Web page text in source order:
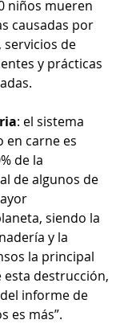
niños mueren
causadas por
servicios de
y prácticas
: el sistema
en carne es
de la
de algunos de
siendo la
y la
la principal
esta destrucción,
informe de
es más”.